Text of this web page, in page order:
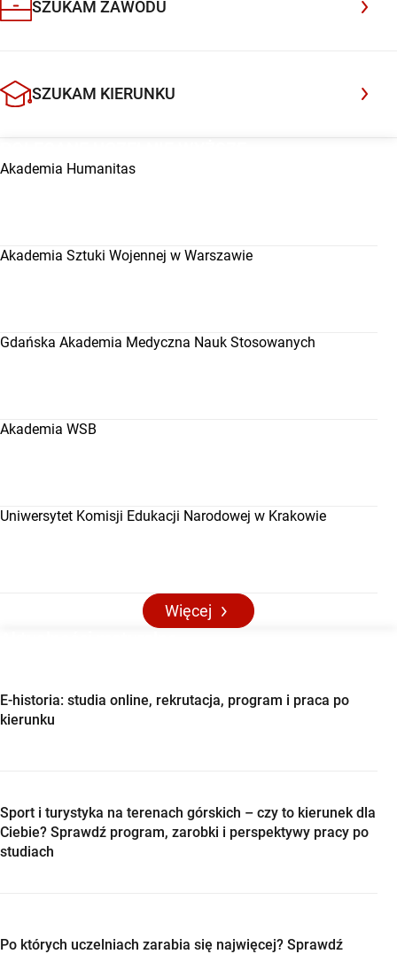
lepszy start finansowy. Sprawdziłam najnowsze
SZUKAM ZAWODU
SZUKAM KIERUNKU
Akademia Humanitas
Akademia Sztuki Wojennej w Warszawie
Gdańska Akademia Medyczna Nauk Stosowanych
Akademia WSB
Uniwersytet Komisji Edukacji Narodowej w Krakowie
Więcej
E-historia: studia online, rekrutacja, program i praca po
kierunku
Sport i turystyka na terenach górskich – czy to kierunek dla
Ciebie? Sprawdź program, zarobki i perspektywy pracy po
studiach
Po których uczelniach zarabia się najwięcej? Sprawdź